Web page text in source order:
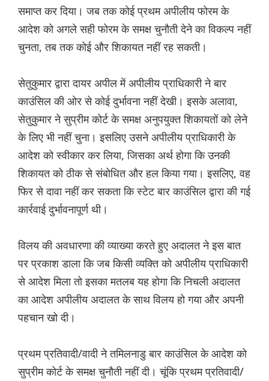
समाप्त कर दिया। जब तक कोई प्रथम अपीलीय फोरम के
आदेश को अगले सही फोरम के समक्ष चुनौती देने का विकल्प नहीं
चुनता, तब तक कोई और शिकायत नहीं रह सकती।
सेतुकुमार द्वारा दायर अपील में अपीलीय प्राधिकारी ने बार
काउंसिल की ओर से कोई दुर्भावना नहीं देखी। इसके अलावा,
सेतुकुमार ने सुप्रीम कोर्ट के समक्ष अनुपयुक्त शिकायतों को लेने
के लिए भी नहीं चुना। इसलिए उसने अपीलीय प्राधिकारी के
आदेश को स्वीकार कर लिया, जिसका अर्थ होगा कि उनकी
शिकायत को ठीक से संबोधित और हल किया गया। इसलिए, वह
फिर से दावा नहीं कर सकता कि स्टेट बार काउंसिल द्वारा की गई
कार्रवाई दुर्भावनापूर्ण थी।
विलय की अवधारणा की व्याख्या करते हुए अदालत ने इस बात
पर प्रकाश डाला कि जब किसी व्यक्ति को अपीलीय प्राधिकारी
से आदेश मिला तो इसका मतलब यह होगा कि निचली अदालत
का आदेश अपीलीय अदालत के साथ विलय हो गया और अपनी
पहचान खो दी।
प्रथम प्रतिवादी/वादी ने तमिलनाडु बार काउंसिल के आदेश को
सुप्रीम कोर्ट के समक्ष चुनौती नहीं दी। चूंकि प्रथम प्रतिवादी/